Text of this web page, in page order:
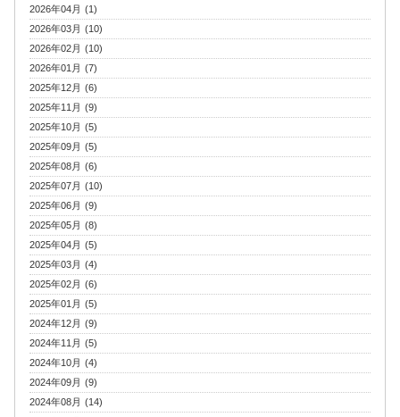
2026年04月 (1)
2026年03月 (10)
2026年02月 (10)
2026年01月 (7)
2025年12月 (6)
2025年11月 (9)
2025年10月 (5)
2025年09月 (5)
2025年08月 (6)
2025年07月 (10)
2025年06月 (9)
2025年05月 (8)
2025年04月 (5)
2025年03月 (4)
2025年02月 (6)
2025年01月 (5)
2024年12月 (9)
2024年11月 (5)
2024年10月 (4)
2024年09月 (9)
2024年08月 (14)